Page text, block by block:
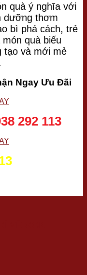
quà ý nghĩa với
dưỡng thơm
bì phá cách, trẻ
quà biếu
tạo và mới mẻ
Ngay Ưu Đãi
292 113